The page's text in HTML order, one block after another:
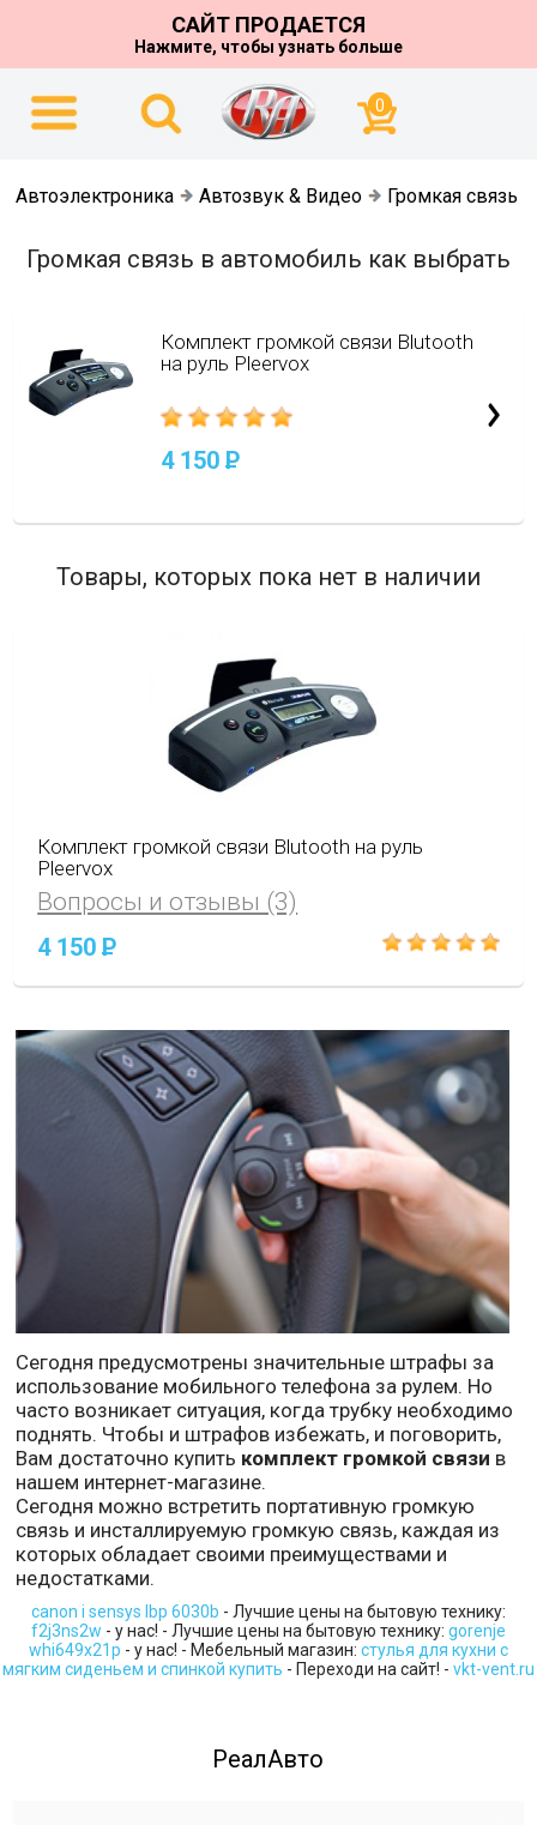
САЙТ ПРОДАЕТСЯ
Нажмите, чтобы узнать больше
0
Автоэлектроника Автозвук & Видео Громкая связь
Громкая связь в автомобиль как выбрать
Комплект громкой связи Blutooth
на руль Pleervox
4 150P
Товары, которых пока нет в наличии
Комплект громкой связи Blutooth на руль
Pleervox
Вопросы и отзывы (3)
4 150P
Сегодня предусмотрены значительные штрафы за
использование мобильного телефона за рулем. Но
часто возникает ситуация, когда трубку необходимо
поднять. Чтобы и штрафов избежать, и поговорить,
Вам достаточно купить комплект громкой связи в
нашем интернет-магазине.
Сегодня можно встретить портативную громкую
связь и инсталлируемую громкую связь, каждая из
которых обладает своими преимуществами и
недостатками.
canon i sensys lbp 6030b - Лучшие цены на бытовую технику:
f2j3ns2w - у нас! - Лучшие цены на бытовую технику: gorenje
whi649x21p - у нас! - Мебельный магазин: стулья для кухни с
мягким сиденьем и спинкой купить - Переходи на сайт! - vkt-vent.ru
РеалАвто